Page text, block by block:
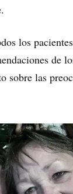
los
de
sobre las